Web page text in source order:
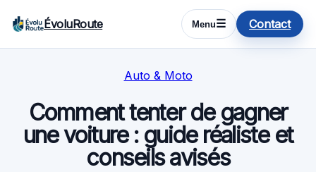
ÉvoluRoute Menu☰ Contact
Auto & Moto
Comment tenter de gagner
une voiture : guide réaliste et
conseils avisés